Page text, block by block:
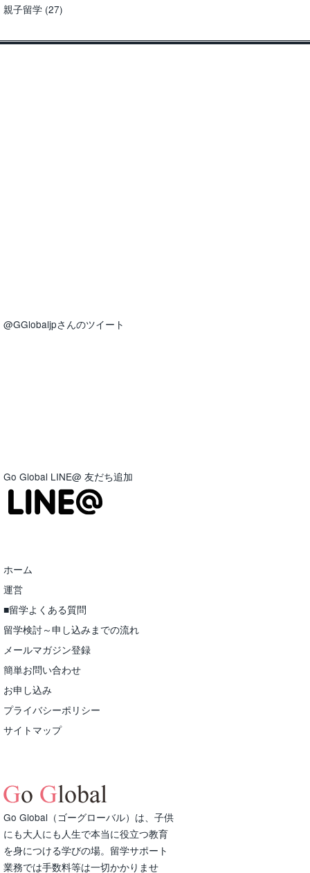
親子留学 (27)
@GGlobaljpさんのツイート
Go Global LINE@ 友だち追加
ホーム
運営
■留学よくある質問
留学検討～申し込みまでの流れ
メールマガジン登録
簡単お問い合わせ
お申し込み
プライバシーポリシー
サイトマップ
Go Global（ゴーグローバル）は、子供
にも大人にも人生で本当に役立つ教育
を身につける学びの場。留学サポート
業務では手数料等は一切かかりませ